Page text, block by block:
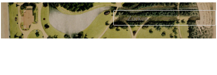
Spring
naar
primaire